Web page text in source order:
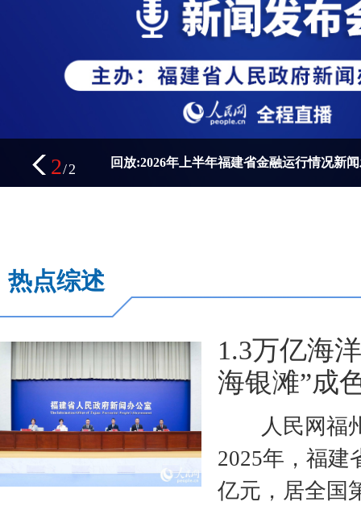
回放:2026年上半年福建省金融运行情况新
2/2
热点综述
1.3万亿海
海银滩”成
人民网福
2025年，福建
亿元，居全国